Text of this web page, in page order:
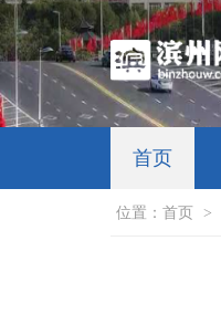
首页
位置： 首页 >